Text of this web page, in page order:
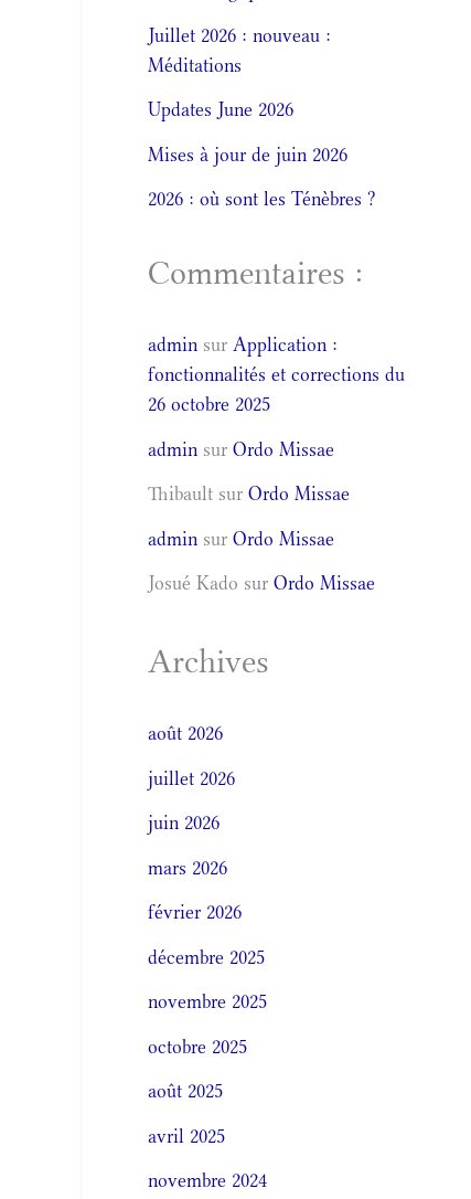
Juillet 2026 : nouveau :
Méditations
Updates June 2026
Mises à jour de juin 2026
2026 : où sont les Ténèbres ?
Commentaires :
admin surApplication :
fonctionnalités et corrections du
26 octobre 2025
admin surOrdo Missae
Thibault surOrdo Missae
admin surOrdo Missae
Josué Kado surOrdo Missae
Archives
août 2026
juillet 2026
juin 2026
mars 2026
février 2026
décembre 2025
novembre 2025
octobre 2025
août 2025
avril 2025
novembre 2024